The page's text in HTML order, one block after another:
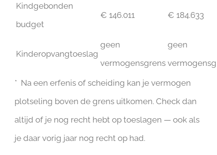
Kindgebonden
budget
€ 146.011 € 184.633
Kinderopvangtoeslag
geen
vermogensgrens
geen
* Na een erfenis of scheiding kan je vermogen
plotseling boven de grens uitkomen. Check dan
altijd of je nog recht hebt op toeslagen — ook als
je daar vorig jaar nog recht op had.